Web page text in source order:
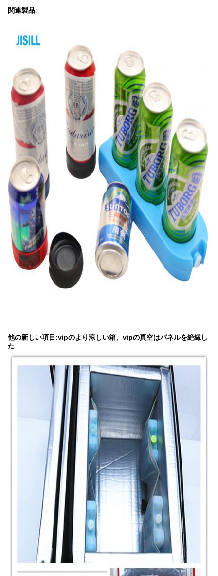
関連製品:
他の新しい項目:vipのより涼しい箱、vipの真空はパネルを絶縁し
た